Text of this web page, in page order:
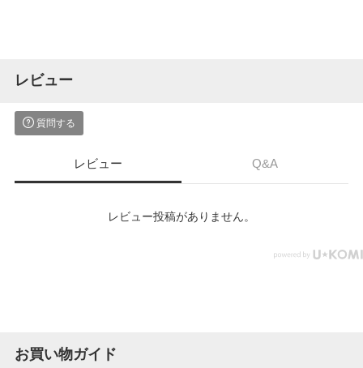
レビュー
質問する
レビュー Q&A
レビュー投稿がありません。
お買い物ガイド